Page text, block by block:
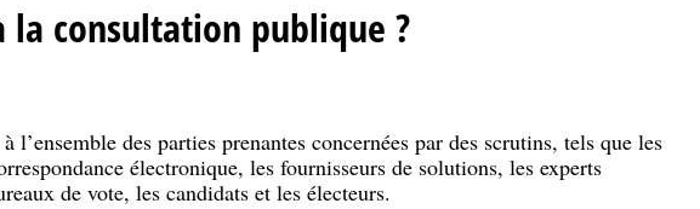
consultation publique ?
l’ensemble des parties prenantes concernées par des scrutins, tels que les
électronique, les fournisseurs de solutions, les experts
de vote, les candidats et les électeurs.